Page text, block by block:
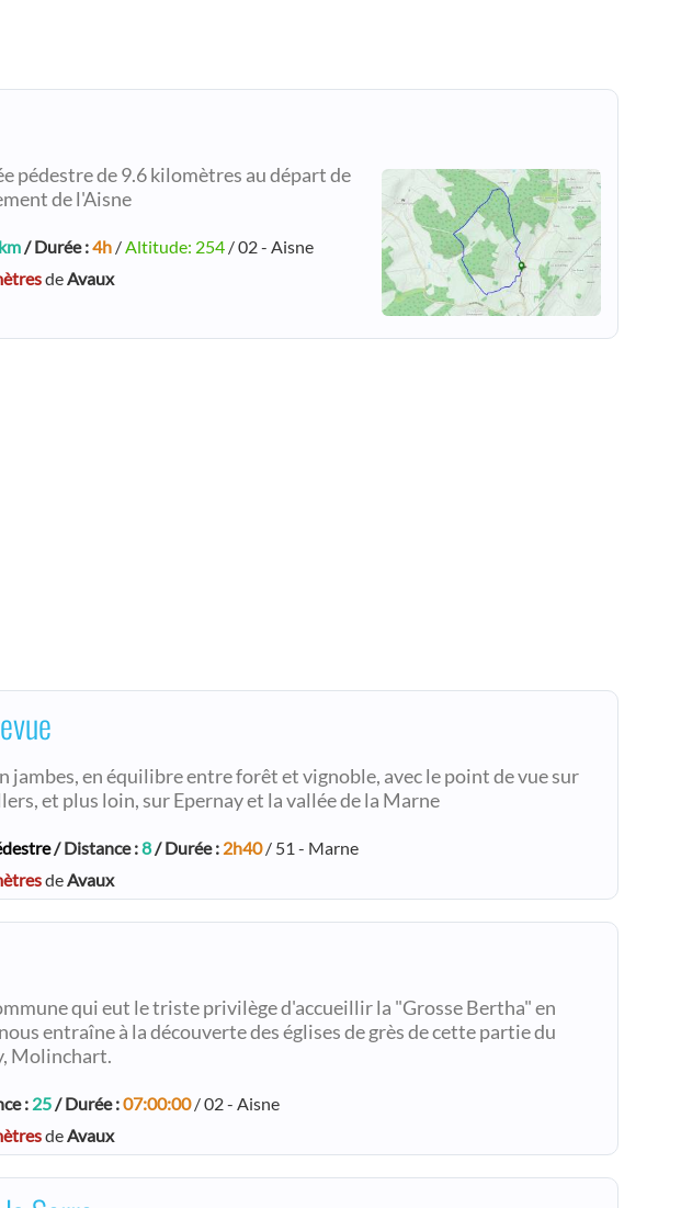
pédestre de 9.6 kilomètres au départ de
de l'Aisne
/ Durée :4h /Altitude: 254 / 02 - Aisne
deAvaux
jambes, en équilibre entre forêt et vignoble, avec le point de vue sur
et plus loin, sur Epernay et la vallée de la Marne
/ Distance :8/ Durée : 2h40/ 51 - Marne
de Avaux
qui eut le triste privilège d'accueillir la "Grosse Bertha" en
entraîne à la découverte des églises de grès de cette partie du
Molinchart.
: 25 / Durée :07:00:00/ 02 - Aisne
de Avaux